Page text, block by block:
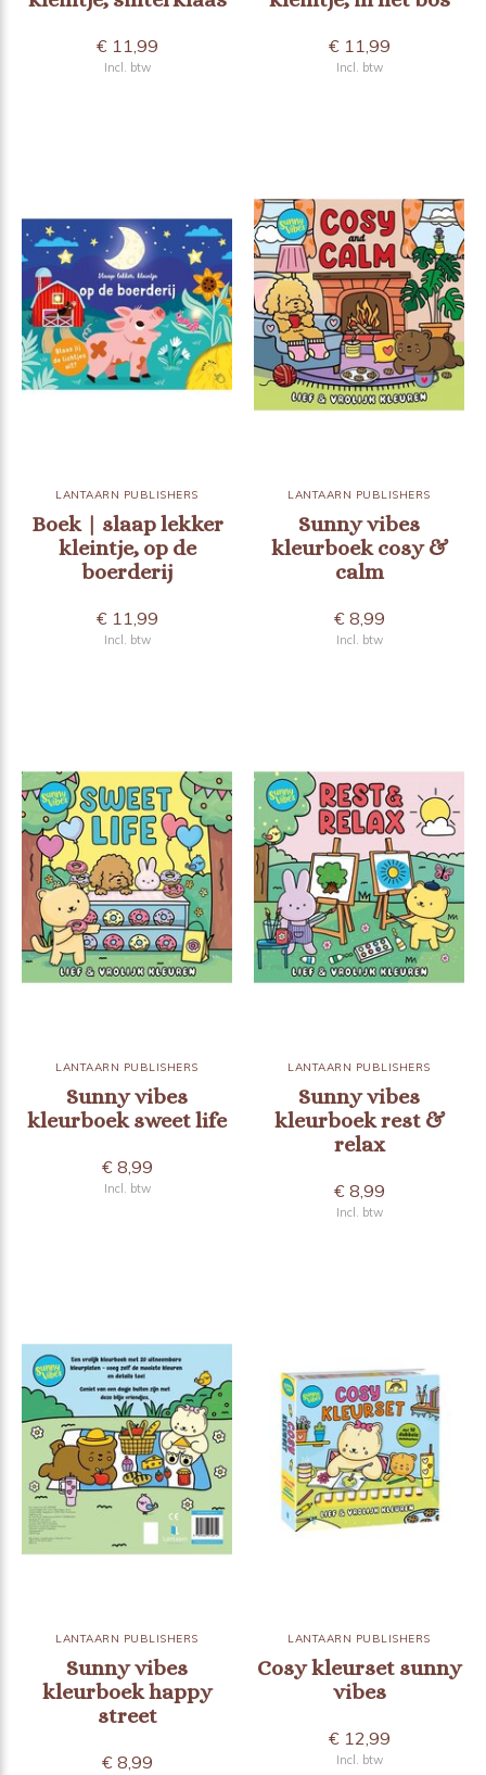
€ 11,99
Incl. btw
€ 11,99
Incl. btw
LANTAARN PUBLISHERS
Boek | slaap lekker
kleintje, op de
boerderij
€ 11,99
Incl. btw
LANTAARN PUBLISHERS
Sunny vibes
kleurboek cosy &
calm
€ 8,99
Incl. btw
LANTAARN PUBLISHERS
Sunny vibes
kleurboek sweet life
€ 8,99
Incl. btw
LANTAARN PUBLISHERS
Sunny vibes
kleurboek rest &
relax
€ 8,99
Incl. btw
LANTAARN PUBLISHERS
Sunny vibes
kleurboek happy
street
€ 8,99
LANTAARN PUBLISHERS
Cosy kleurset sunny
vibes
€ 12,99
Incl. btw